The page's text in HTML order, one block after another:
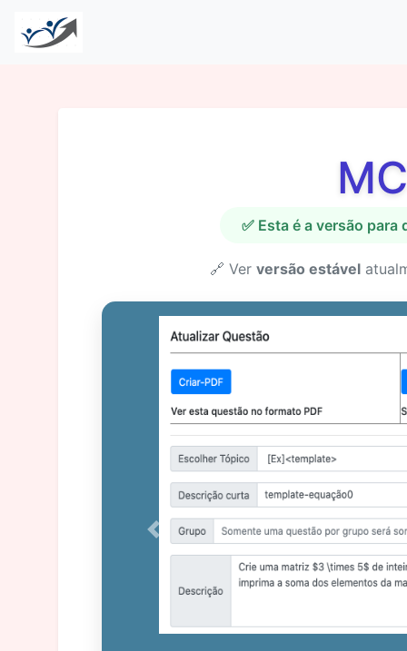
✅ Esta é a versão
🔗 Ver versão estável
Previous